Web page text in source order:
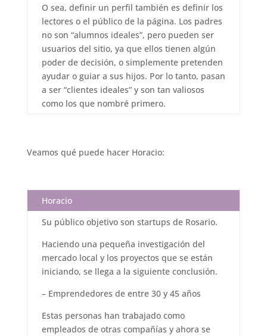
O sea, definir un perfil también es definir los
lectores o el público de la página. Los padres
no son “alumnos ideales”, pero pueden ser
usuarios del sitio, ya que ellos tienen algún
poder de decisión, o simplemente pretenden
ayudar o guiar a sus hijos. Por lo tanto, pasan
a ser “clientes ideales” y son tan valiosos
como los que nombré primero.
Veamos qué puede hacer Horacio:
Horacio
Su público objetivo son startups de Rosario.
Haciendo una pequeña investigación del
mercado local y los proyectos que se están
iniciando, se llega a la siguiente conclusión.
– Emprendedores de entre 30 y 45 años
Estas personas han trabajado como
empleados de otras compañías y ahora se